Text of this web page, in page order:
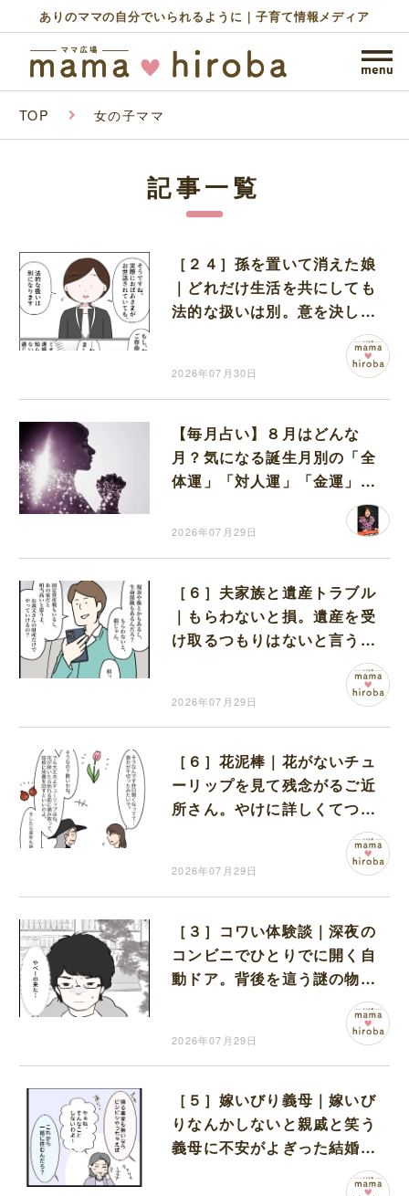
ありのママの自分でいられるように｜子育て情報メディア
TOP 女の子ママ
記事一覧
［２４］孫を置いて消えた娘
｜どれだけ生活を共にしても
法的な扱いは別。意を決して
2026年07月30日
【毎月占い】８月はどんな
月？気になる誕生月別の「全
体運」「対人運」「金運」
「ラッキーアイテム」につい
てお教えします
2026年07月29日
［６］夫家族と遺産トラブル
｜もらわないと損。遺産を受
け取るつもりはないと言う妻
2026年07月29日
［６］花泥棒｜花がないチュ
ーリップを見て残念がるご近
所さん。やけに詳しくてつい
2026年07月29日
［３］コワい体験談｜深夜の
コンビニでひとりでに開く自
動ドア。背後を這う謎の物体
2026年07月29日
［５］嫁いびり義母｜嫁いび
りなんかしないと親戚と笑う
義母に不安がよぎった結婚
式。不安なまま同居生活スタ